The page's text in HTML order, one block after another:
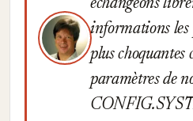
échangeons
informations les
plus choquantes
paramètres de